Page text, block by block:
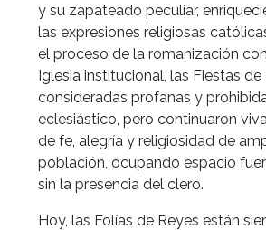
y su zapateado peculiar,
las expresiones religiosas
el proceso de la romanización
Iglesia institucional, las Fiestas
consideradas profanas y
eclesiástico, pero continuaron
de fe, alegría y religiosidad de
población, ocupando espacio
sin la presencia del clero.
Hoy, las Folías de Reyes están